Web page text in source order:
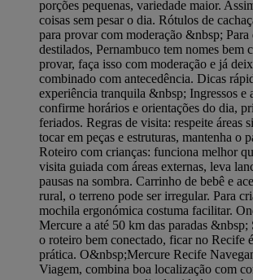
porções pequenas, variedade maior.
coisas sem pesar o dia. Rótulos de
para provar com moderação &nbsp; Para
destilados, Pernambuco tem nomes bem
provar, faça isso com moderação e já
combinado com antecedência. Dicas
experiência tranquila &nbsp; Ingressos e
confirme horários e orientações do dia,
feriados. Regras de visita: respeite áreas
tocar em peças e estruturas, mantenha o
Roteiro com crianças: funciona melhor
visita guiada com áreas externas, leva
pausas na sombra. Carrinho de bebê e
rural, o terreno pode ser irregular. Para
mochila ergonómica costuma facilitar.
Mercure a até 50 km das paradas &nbsp;
o roteiro bem conectado, ficar no Recife
prática. O&nbsp;Mercure Recife
Viagem, combina boa localização com